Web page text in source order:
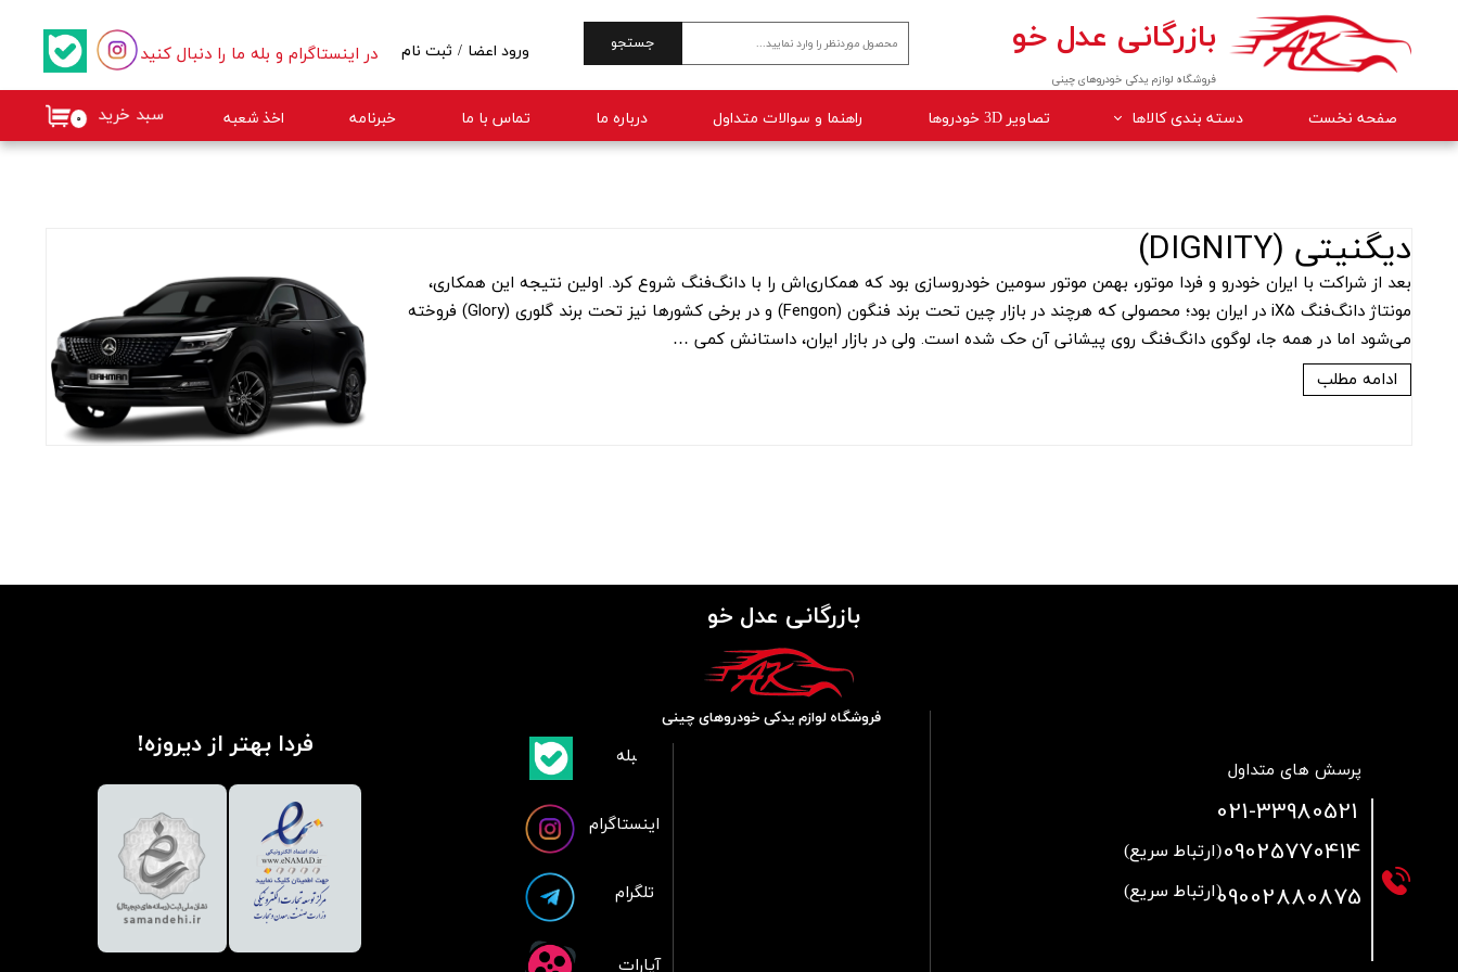
فروشگاه لوازم یدکی خودروهای چینی
بازرگانی عدل خو جستجو
صفحه نخست دسته بندی کالاها
جلوبندی
برقی
کلاچ و ترمز
تصاویر 3D خودروها راهنما و سوالات متداول درباره ما تماس با ما خبرنامه اخذ شعبه ۰ سبد خرید
در اینستاگرام و بله ما را دنبال کنید ورود اعضا / ثبت نام
تغییر گذر واژه
دیگنیتی (DIGNITY)
بعد از شراکت با ایران خودرو و فردا موتور، بهمن موتور سومین خودروسازی بود که همکاری‌اش را با دانگ‌فنگ شروع کرد. اولین نتیجه این همکاری،
مونتاژ دانگ‌فنگ iX5 در ایران بود؛ محصولی که هرچند در بازار چین تحت برند فنگون (Fengon) و در برخی کشورها نیز تحت برند گلوری (Glory) فروخته
می‌شود اما در همه جا، لوگوی دانگ‌فنگ روی پیشانی آن حک شده است. ولی در بازار ایران، داستانش کمی …
ادامه مطلب
پرسش های متداول
021-33980521
09025770414(ارتباط سریع)
09002880875(ارتباط سریع)
بازرگانی عدل خو
فردا بهتر از دیروزه!
فروشگاه لوازم یدکی خودروهای چینی
آپارات
تلگرام
اینستاگرام
​بلبله​​​​​​​بله